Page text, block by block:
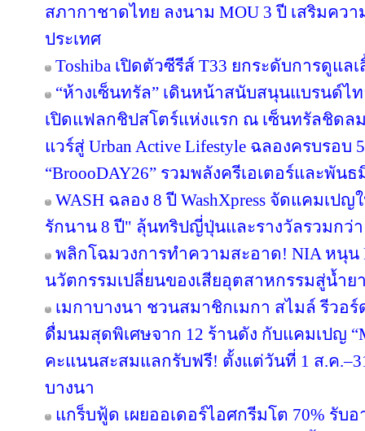
สภากาชาดไทย ลงนาม MOU 3 ปี เสริมคว
ประเทศ
Toshiba เปิดตัวซีรีส์ T33 ยกระดับการดูแ
“ห้างเซ็นทรัล” เดินหน้าสนับสนุนแบรนด์ไ
เปิดแฟลกชิปสโตร์แห่งแรก ณ เซ็นทรัลชิดล
แวร์สู่ Urban Active Lifestyle ฉลองครบรอ
“BroooDAY26” รวมพลังครีเอเตอร์และพั
WASH ฉลอง 8 ปี WashXpress จัดแคมเป
รักนาน 8 ปี" ลุ้นทริปญี่ปุ่นและรางวัลรวมกว่า
พลิกโฉมวงการทำความสะอาด! NIA หนุน
นวัตกรรมเปลี่ยนของเสียอุตสาหกรรมสู่น้ำ
เมกาบางนา ชวนสมาชิกเมกา สไมล์ รีวอ
ดื่มนมสุดพิเศษจาก 12 ร้านดัง กับแคมเปญ
คะแนนสะสมแลกรับฟรี! ตั้งแต่วันที่ 1 ส.ค
บางนา
แกร็บฟู้ด เผยออเดอร์ไอศกรีมโต 70% รับอ